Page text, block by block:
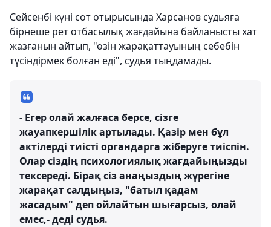
Сейсенбі күні сот отырысында Харсанов судьяға
бірнеше рет отбасылық жағдайына байланысты хат
жазғанын айтып, "өзін жарақаттауының себебін
түсіндірмек болған еді", судья тыңдамады.
- Егер олай жалғаса берсе, сізге
жауапкершілік артылады. Қазір мен бұл
актілерді тиісті органдарга жіберуге тиіспін.
Олар сіздің психологиялық жағдайыңызды
тексереді. Бірақ сіз анаңыздың жүрегіне
жарақат салдыңыз, "батыл қадам
жасадым" деп ойлайтын шығарсыз, олай
емес,- деді судья.